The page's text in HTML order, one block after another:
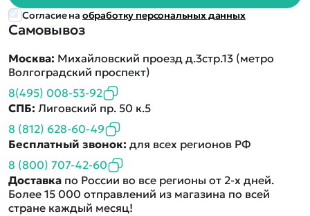
Самовывоз
Москва: Михайловский проезд д.3стр.13 (метро
Волгоградский проспект)
8(495) 008-53-92
СПБ: Лиговский пр. 50 к.5
8 (812) 628-60-49
Бесплатный звонок: для всех регионов РФ
8 (800) 707-42-60
Доставка по России во все регионы от 2-х дней.
Более 15 000 отправлений из магазина по всей
стране каждый месяц!
Согласие на обработку персональных данных